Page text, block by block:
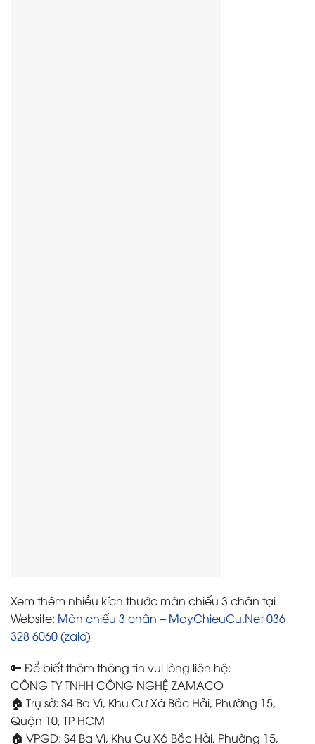
Xem thêm nhiều kích thước màn chiếu 3 chân tại
Website: Màn chiếu 3 chân – MayChieuCu.Net 036
328 6060 (zalo)
🔑 Để biết thêm thông tin vui lòng liên hệ:
CÔNG TY TNHH CÔNG NGHỆ ZAMACO
🏠 Trụ sở: S4 Ba Vì, Khu Cư Xá Bắc Hải, Phường 15,
Quận 10, TP HCM
🏠 VPGD: S4 Ba Vì, Khu Cư Xá Bắc Hải, Phường 15,